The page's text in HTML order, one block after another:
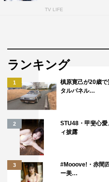
TV LIFE
ランキング
1
槙原寛己が20歳
タルパネル…
2
STU48・甲斐心
ィ披露
3
#Mooove!・赤間
ー美…